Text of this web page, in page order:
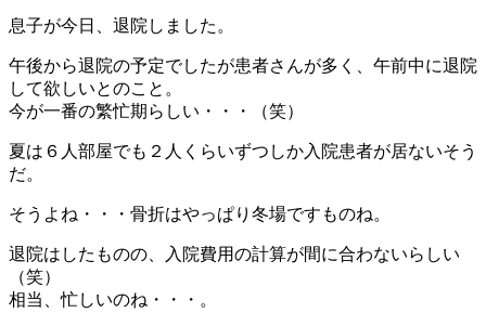
息子が今日、退院しました。
午後から退院の予定でしたが患者さんが多く、午前中に退院
して欲しいとのこと。
今が一番の繁忙期らしい・・・（笑）
夏は６人部屋でも２人くらいずつしか入院患者が居ないそう
だ。
そうよね・・・骨折はやっぱり冬場ですものね。
退院はしたものの、入院費用の計算が間に合わないらしい
（笑）
相当、忙しいのね・・・。